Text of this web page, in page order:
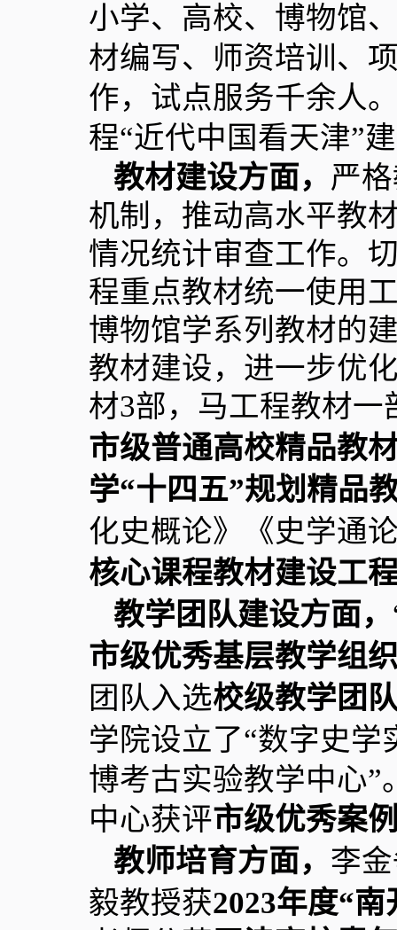
小学、高校、博物馆
材编写、师资培训、
作，试点服务千余人
程“近代中国看天津”
教材建设方面， 严
机制，推动高水平教
情况统计审查工作。
程重点教材统一使用
博物馆学系列教材的
教材建设，进一步优
材3部，马工程教材一
市级普通高校精品教
学“十四五”规划精品
化史概论》《史学通
核心课程教材建设工
教学团队建设方面，
市级优秀基层教学组
团队入选校级教学团
学院设立了“数字史学
博考古实验教学中心”
中心获评市级优秀案
教师培育方面， 李
毅教授获2023年度“南